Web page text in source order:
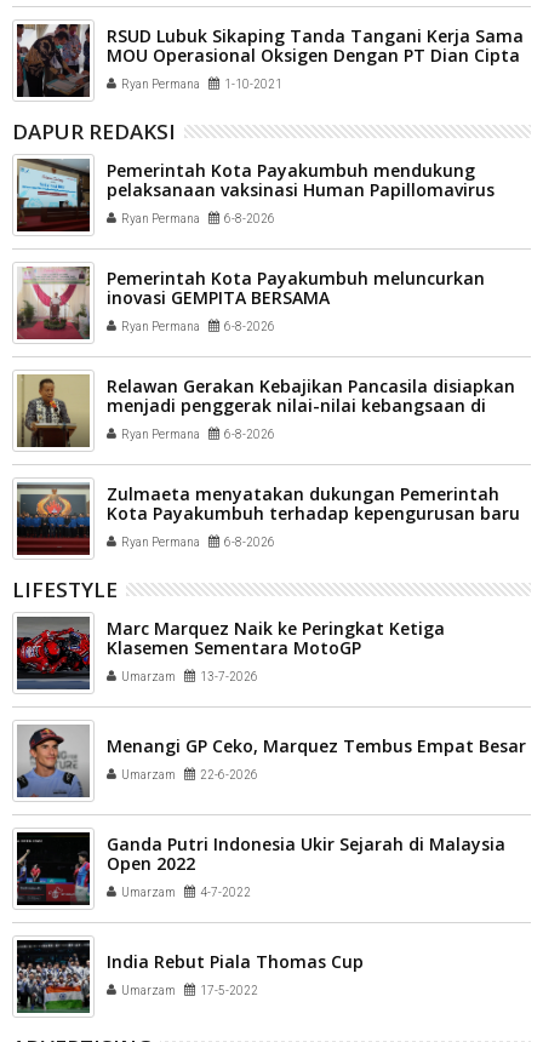
RSUD Lubuk Sikaping Tanda Tangani Kerja Sama
MOU Operasional Oksigen Dengan PT Dian Cipta
Pharmindo
Ryan Permana 1-10-2021
DAPUR REDAKSI
Pemerintah Kota Payakumbuh mendukung
pelaksanaan vaksinasi Human Papillomavirus
(HPV) bagi aparatur sipil negara (ASN) dan
masyarakat
Ryan Permana 6-8-2026
Pemerintah Kota Payakumbuh meluncurkan
inovasi GEMPITA BERSAMA
Ryan Permana 6-8-2026
Relawan Gerakan Kebajikan Pancasila disiapkan
menjadi penggerak nilai-nilai kebangsaan di
tengah masyarakat Kota Payakumbuh
Ryan Permana 6-8-2026
Zulmaeta menyatakan dukungan Pemerintah
Kota Payakumbuh terhadap kepengurusan baru
Komite Olahraga Nasional Indonesia (KONI) Kota
Payakumbuh
Ryan Permana 6-8-2026
LIFESTYLE
Marc Marquez Naik ke Peringkat Ketiga
Klasemen Sementara MotoGP
Umarzam 13-7-2026
Menangi GP Ceko, Marquez Tembus Empat Besar
Umarzam 22-6-2026
Ganda Putri Indonesia Ukir Sejarah di Malaysia
Open 2022
Umarzam 4-7-2022
India Rebut Piala Thomas Cup
Umarzam 17-5-2022